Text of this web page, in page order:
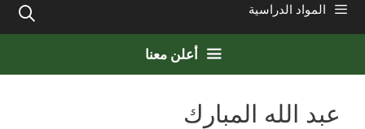
المواد الدراسية
أعلن معنا
عبد الله المبارك